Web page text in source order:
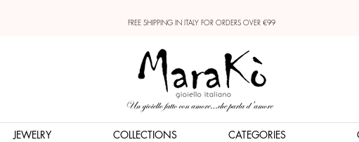
FREE SHIPPING IN ITALY FOR ORDERS OVER €99
JEWELRY COLLECTIONS CATEGORIES